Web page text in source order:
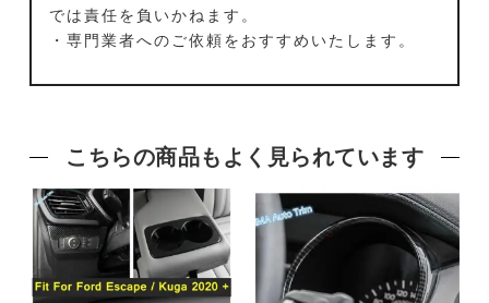
では責任を負いかねます。
・専門業者へのご依頼をおすすめいたします。
こちらの商品もよく見られています